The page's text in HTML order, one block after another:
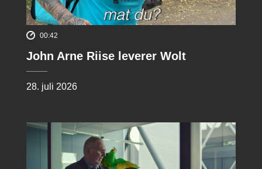
00:42
John Arne Riise leverer Wolt
28. juli 2026